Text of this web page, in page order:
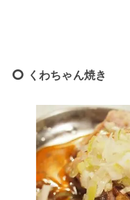
くわちゃん焼き